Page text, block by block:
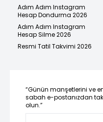
Adım Adım Instagram
Hesap Dondurma 2026
Adım Adım Instagram
Hesap Silme 2026
Resmi Tatil Takvimi 2026
“Günün manşetlerini ve
sabah e-postanızdan
olun.”